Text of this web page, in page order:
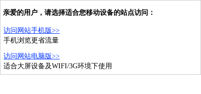
亲爱的用户，请选择适合您移动设备的站点访问：
访问网站手机版>>
手机浏览更省流量
访问网站电脑版>>
适合大屏设备及WIFI/3G环境下使用